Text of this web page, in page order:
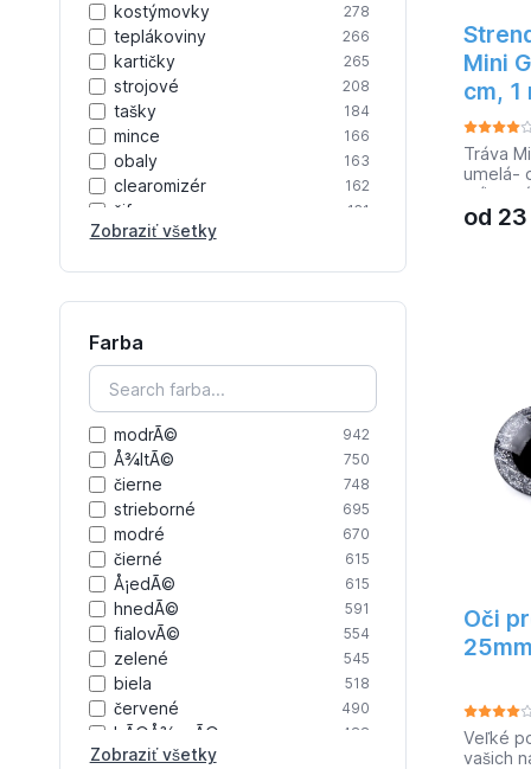
kostýmovky 278
teplákoviny 266
kartičky 265
strojové 208
tašky 184
mince 166
obaly 163
clearomizér 162
šifony 121
náplety
satény
košiloviny
fleece
Zobraziť všetky
Farba
modrÃ© 942
Å¾ltÃ© 750
čierne 748
strieborné 695
modré 670
čierné 615
Å¡edÃ© 615
hnedÃ© 591
fialovÃ© 554
zelené 545
biela 518
červené 490
bÃ©Å¾ovÃ© 488
biele
Zobraziť všetky
Mini
cm, 1
Tráva
umelá-
zimné
číslo: :
od 23
Oči
Veľké
vašich